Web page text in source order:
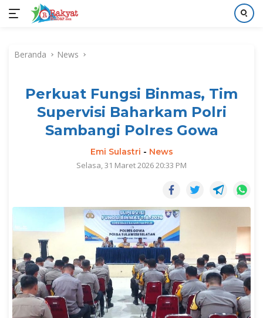
kontenBeranda News
Perkuat Fungsi Binmas, Tim
Supervisi Baharkam Polri
Sambangi Polres Gowa
Emi Sulastri - News
Selasa, 31 Maret 2026 20:33 PM